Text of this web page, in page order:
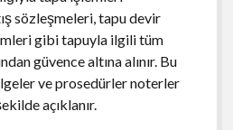
sözleşmeleri, tapu devir
gibi tapuyla ilgili tüm
güvence altına alınır. Bu
ve prosedürler noterler
açıklanır.